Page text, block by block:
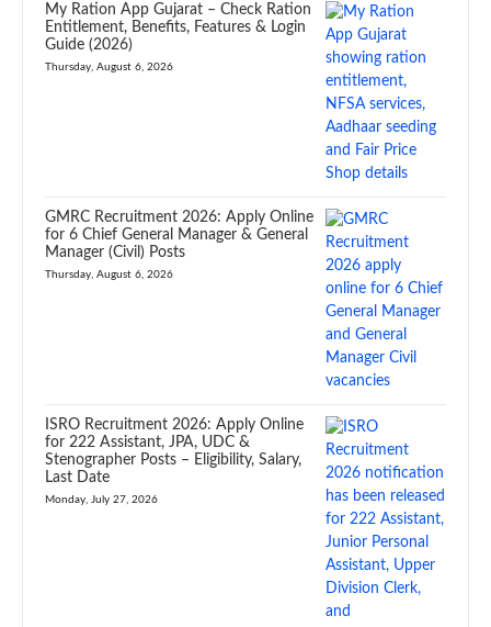
My Ration App Gujarat – Check Ration
Entitlement, Benefits, Features & Login
Guide (2026)
Thursday, August 6, 2026
GMRC Recruitment 2026: Apply Online
for 6 Chief General Manager & General
Manager (Civil) Posts
Thursday, August 6, 2026
ISRO Recruitment 2026: Apply Online
for 222 Assistant, JPA, UDC &
Stenographer Posts – Eligibility, Salary,
Last Date
Monday, July 27, 2026